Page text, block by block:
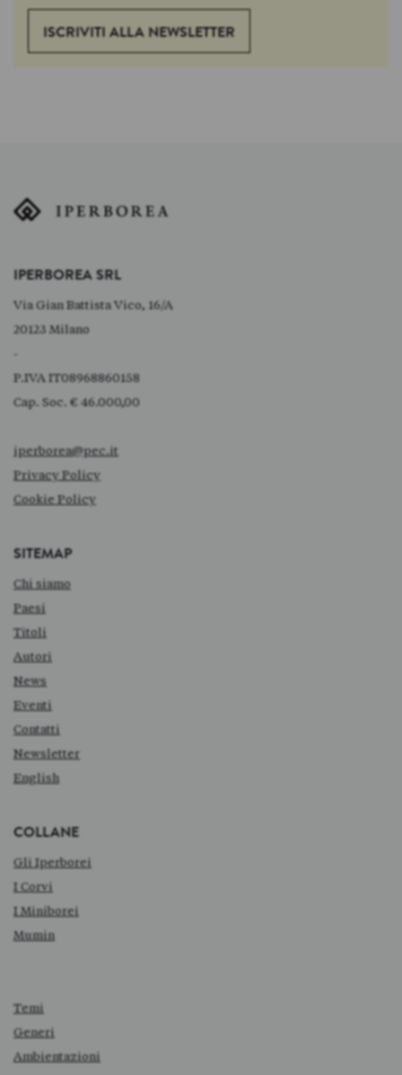
ISCRIVITI ALLA NEWSLETTER
IPERBOREA SRL
Via Gian Battista Vico, 16/A
20123 Milano
-
P.IVA IT08968860158
Cap. Soc. € 46.000,00
iperborea@pec.it
Privacy Policy
Cookie Policy
SITEMAP
Chi siamo
Paesi
Titoli
Autori
News
Eventi
Contatti
Newsletter
English
COLLANE
Gli Iperborei
I Corvi
I Miniborei
Mumin
Temi
Generi
Ambientazioni